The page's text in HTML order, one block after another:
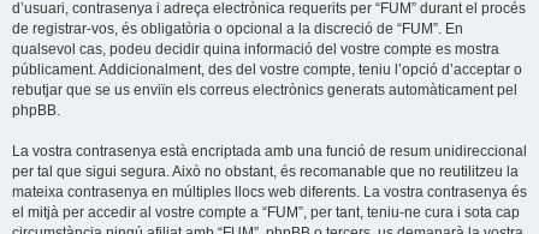
d’usuari, contrasenya i adreça electrònica requerits per “FUM” durant el procés
de registrar-vos, és obligatòria o opcional a la discreció de “FUM”. En
qualsevol cas, podeu decidir quina informació del vostre compte es mostra
públicament. Addicionalment, des del vostre compte, teniu l’opció d’acceptar o
rebutjar que se us enviïn els correus electrònics generats automàticament pel
phpBB.
La vostra contrasenya està encriptada amb una funció de resum unidireccional
per tal que sigui segura. Això no obstant, és recomanable que no reutilitzeu la
mateixa contrasenya en múltiples llocs web diferents. La vostra contrasenya és
el mitjà per accedir al vostre compte a “FUM”, per tant, teniu-ne cura i sota cap